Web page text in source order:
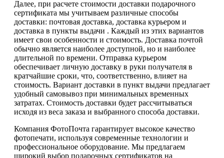
Далее, при расчете стоимости доставки подарочного
сертификата мы учитываем различные способы
доставки: почтовая доставка, доставка курьером и
доставка в пункты выдачи . Каждый из этих вариантов
имеет свои особенности и стоимость. Доставка почтой
обычно является наиболее доступной, но и наиболее
длительной по времени. Отправка курьером
обеспечивает личную доставку в руки получателя в
кратчайшие сроки, что, соответственно, влияет на
стоимость. Вариант доставки в пункт выдачи предлагает
удобный самовывоз при минимальных временных
затратах. Стоимость доставки будет рассчитываться
исходя из веса заказа и выбранного способа доставки.
Компания ФотоПочта гарантирует высокое качество
фотопечати, используя современные технологии и
профессиональное оборудование. Мы предлагаем
широкий выбор подарочных сертификатов на